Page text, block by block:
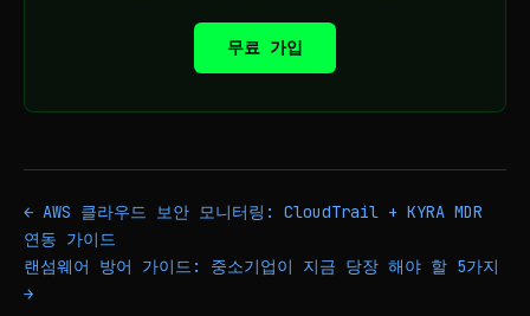
무료 가입
← AWS 클라우드 보안 모니터링: CloudTrail + KYRA MDR
연동 가이드
랜섬웨어 방어 가이드: 중소기업이 지금 당장 해야 할 5가지
→